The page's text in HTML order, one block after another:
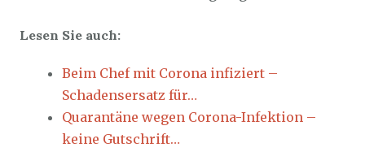
Lesen Sie auch:
Beim Chef mit Corona infiziert –
Schadensersatz für…
Quarantäne wegen Corona-Infektion –
keine Gutschrift…